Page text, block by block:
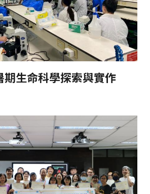
期生命科學探索與實作